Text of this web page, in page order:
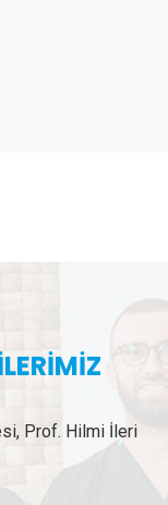
Prof. Hilmi İleri